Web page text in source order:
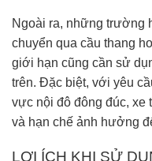
Ngoài ra, những trường
chuyển qua cầu thang
giới hạn cũng cần sử
trên. Đặc biệt, với yêu
vực nội đô đông đúc, xe
và hạn chế ảnh hưởng
LỢI ÍCH KHI SỬ